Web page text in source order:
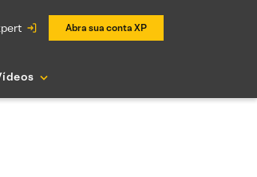
Abra sua conta XP